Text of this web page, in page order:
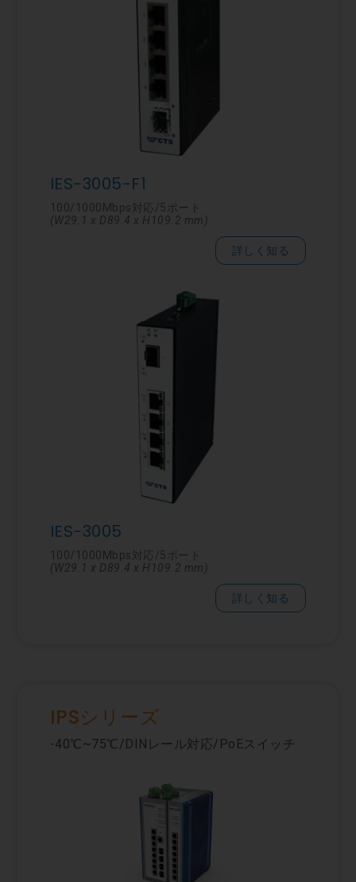
IES-3005-F1
100/1000Mbps対応/5ポート
(W29.1 x D89.4 x H109.2 mm)
詳しく知る
IES-3005
100/1000Mbps対応/5ポート
(W29.1 x D89.4 x H109.2 mm)
詳しく知る
IPSシリーズ
-40℃~75℃/DINレール対応/PoEスイッチ